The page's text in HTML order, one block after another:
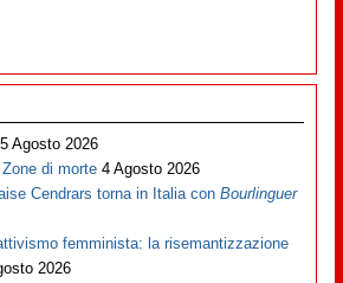
5 Agosto 2026
di morte 4 Agosto 2026
Cendrars torna in Italia conBourlinguer
femminista: la risemantizzazione
2026